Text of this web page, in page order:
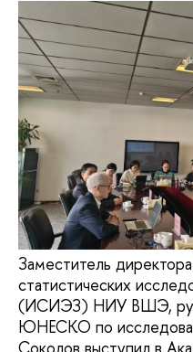
Заместитель
статистических
(ИСИЭЗ) НИУ ВШЭ,
ЮНЕСКО по